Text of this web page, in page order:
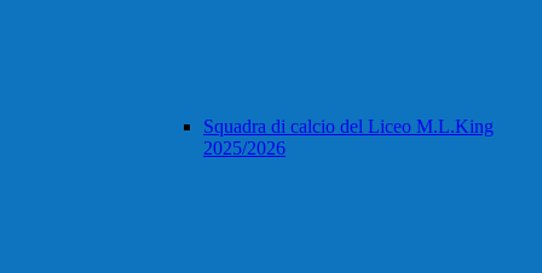
Squadra di calcio del Liceo M.L.King
2025/2026